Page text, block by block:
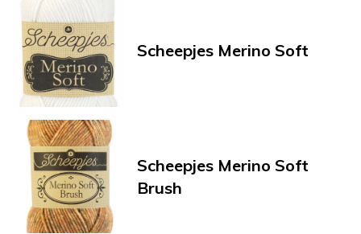
Scheepjes Merino Soft
Scheepjes Merino Soft
Brush